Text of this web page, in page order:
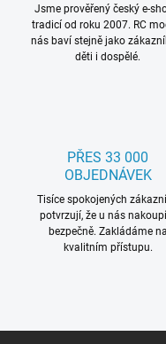
Jsme prověřený český e-
tradicí od roku 2007. RC
nás baví stejně jako
děti i dospělé.
PŘES 33 000
OBJEDNÁVEK
Tisíce spokojených
potvrzují, že u nás
bezpečně. Zakládáme na
kvalitním přístupu.